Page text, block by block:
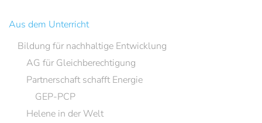
Aus dem Unterricht
Bildung für nachhaltige Entwicklung
AG für Gleichberechtigung
Partnerschaft schafft Energie
GEP-PCP
Helene in der Welt